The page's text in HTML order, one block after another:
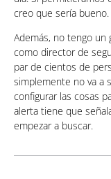
creo que sería bueno.
Además, no tengo un
como director de
par de cientos de
simplemente no va a
configurar las cosas
alerta tiene que
empezar a buscar.